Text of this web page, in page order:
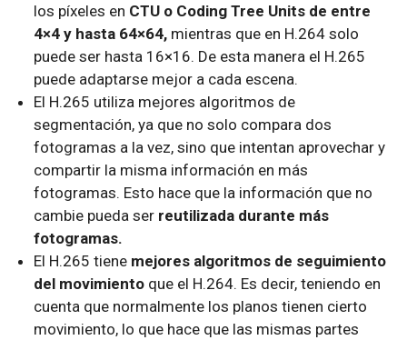
los píxeles en CTU o Coding Tree Units de entre
4×4 y hasta 64×64, mientras que en H.264 solo
puede ser hasta 16×16. De esta manera el H.265
puede adaptarse mejor a cada escena.
El H.265 utiliza mejores algoritmos de
segmentación, ya que no solo compara dos
fotogramas a la vez, sino que intentan aprovechar y
compartir la misma información en más
fotogramas. Esto hace que la información que no
cambie pueda ser reutilizada durante más
fotogramas.
El H.265 tiene mejores algoritmos de seguimiento
del movimiento que el H.264. Es decir, teniendo en
cuenta que normalmente los planos tienen cierto
movimiento, lo que hace que las mismas partes